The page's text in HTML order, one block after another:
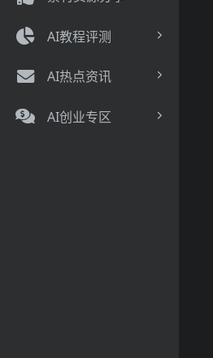
AI教程评测
AI热点资讯
AI创业专区